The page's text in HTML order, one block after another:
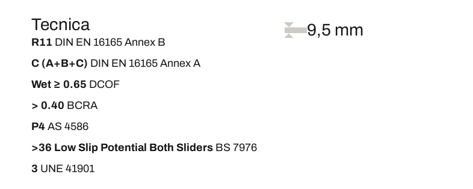
Tecnica
R11 DIN EN 16165 Annex B
C (A+B+C) DIN EN 16165 Annex A
Wet ≥ 0.65 DCOF
> 0.40 BCRA
P4 AS 4586
>36 Low Slip Potential Both Sliders BS 7976
3 UNE 41901
9,5 mm